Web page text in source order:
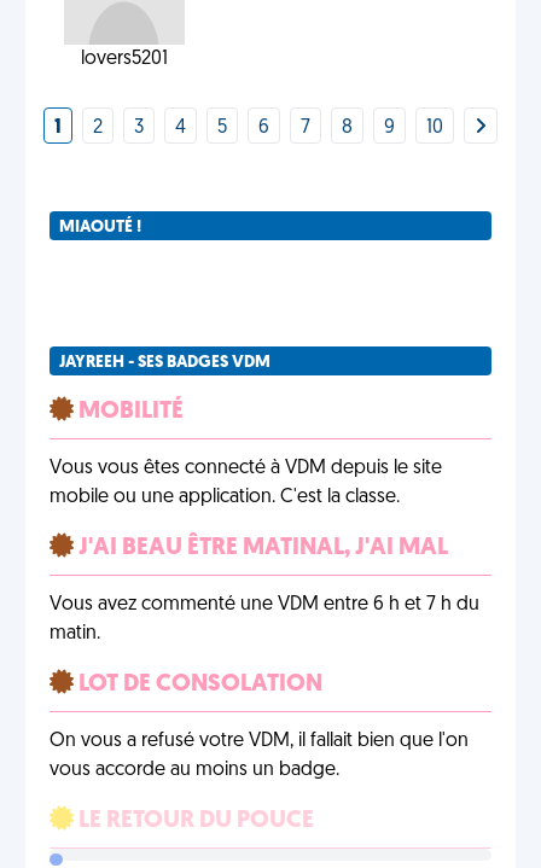
lovers5201
1 2 3 4 5 6 7 8 9 10
MIAOUTÉ !
JAYREEH - SES BADGES VDM
MOBILITÉ
Vous vous êtes connecté à VDM depuis le site
mobile ou une application. C'est la classe.
J'AI BEAU ÊTRE MATINAL, J'AI MAL
Vous avez commenté une VDM entre 6 h et 7 h du
matin.
LOT DE CONSOLATION
On vous a refusé votre VDM, il fallait bien que l'on
vous accorde au moins un badge.
LE RETOUR DU POUCE